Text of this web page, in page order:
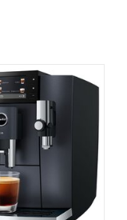
Black (ED)